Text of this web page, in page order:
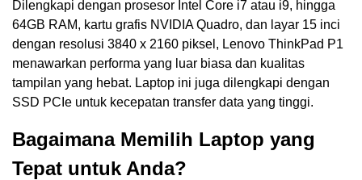
Dilengkapi dengan prosesor Intel Core i7 atau i9, hingga
64GB RAM, kartu grafis NVIDIA Quadro, dan layar 15 inci
dengan resolusi 3840 x 2160 piksel, Lenovo ThinkPad P1
menawarkan performa yang luar biasa dan kualitas
tampilan yang hebat. Laptop ini juga dilengkapi dengan
SSD PCIe untuk kecepatan transfer data yang tinggi.
Bagaimana Memilih Laptop yang
Tepat untuk Anda?